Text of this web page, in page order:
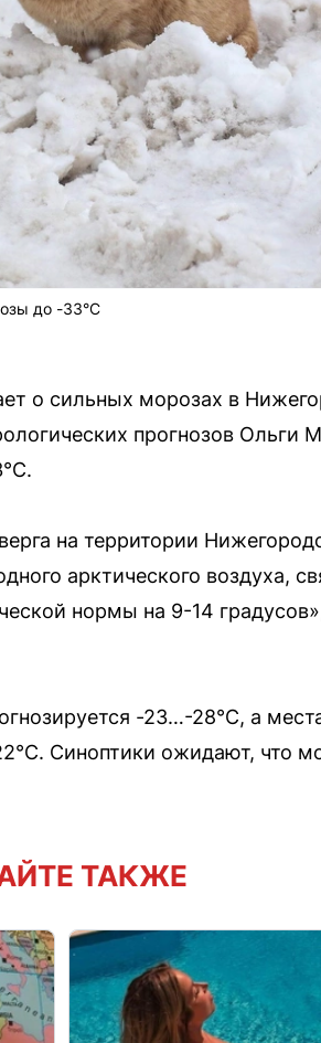
до -33°C
о сильных морозах в
прогнозов Ольги
на территории
арктического воздуха,
нормы на 9-14
-23…-28°C, а
Синоптики ожидают, что
ТАКЖЕ